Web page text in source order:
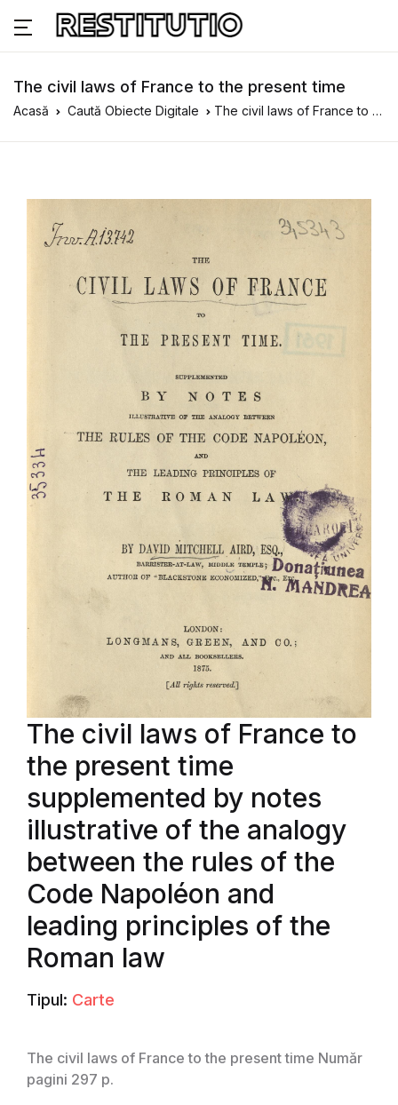
The civil laws of France to the present time
Acasă Caută Obiecte Digitale The civil laws of France to the present time
The civil laws of France to
the present time
supplemented by notes
illustrative of the analogy
between the rules of the
Code Napoléon and
leading principles of the
Roman law
Tipul: Carte
The civil laws of France to the present time Număr
pagini 297 p.